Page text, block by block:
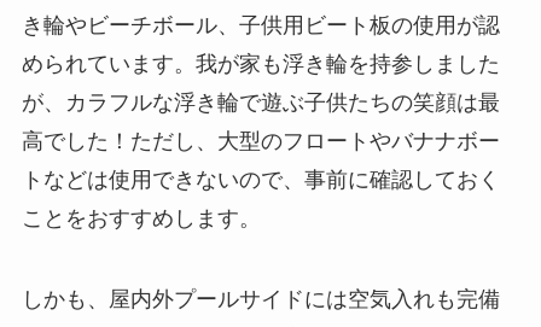
き輪やビーチボール、子供用ビート板の使用が認
められています。我が家も浮き輪を持参しました
が、カラフルな浮き輪で遊ぶ子供たちの笑顔は最
高でした！ただし、大型のフロートやバナナボー
トなどは使用できないので、事前に確認しておく
ことをおすすめします。
しかも、屋内外プールサイドには空気入れも完備